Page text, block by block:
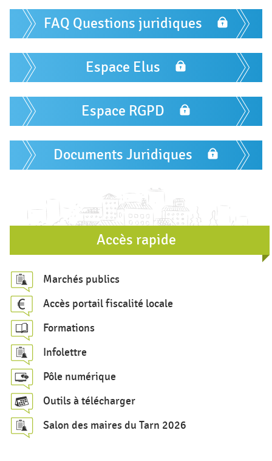
F
r
u
a
i
e
c
h
e
r
c
h
e
h
c
h
FAQ Questions juridiques
Espace Elus
Espace RGPD
Documents Juridiques
Accès rapide
Marchés publics
Accès portail fiscalité locale
Formations
Infolettre
Pôle numérique
Outils à télécharger
Salon des maires du Tarn 2026